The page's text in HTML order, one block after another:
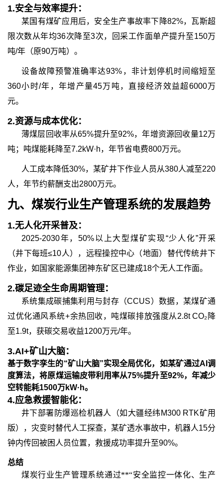
1.安全与效率提升：
某国有煤矿应用后，安全生产事故率下降82%，瓦斯超
限次数从年均36次降至3次，回采工作面单产提升至150万
吨/年（原90万吨）。
设备故障预警准确率达93%，非计划停机时间缩短至
360小时/年，年增产量45万吨，直接经济效益超6000万
元。
2.资源与成本优化：
薄煤层回收率从65%提升至92%，年增资源回收量12万
吨；吨煤能耗降至7.2kW·h，年节省电费800万元。
人工成本降低30%，某矿井下作业人员从380人减至220
人，年节约薪酬支出2800万元。
九、 煤炭行业生产管理系统的发展趋势
1.无人化开采普及：
2025-2030年，50%以上大型煤矿实现“少人化”开采
（井下每班≤10人），远程操控中心（地面）替代传统井下
作业，如国家能源集团神东矿区已建成18个无人工作面。
2.碳足迹全生命周期管理：
系统集成碳捕集利用与封存（CCUS）数据，某煤矿通
过优化通风系统+余热回收，吨煤碳排放强度从2.8t CO₂降
至1.9t，获碳交易收益1200万元/年。
3.AI+矿山大脑：
基于数字孪生的“矿山大脑”实现全局优化，如某矿通过AI调
度算法，将原煤运输皮带利用率从75%提升至92%，年减少
空转能耗1500万kW·h。
4.应急救援智能化：
井下部署防爆巡检机器人（如大疆经纬M300 RTK矿用
版），灾变时替代人工探查，某矿透水事故中，机器人15分
钟内传回被困人员位置，救援成功率提升至90%。
总结
煤炭行业生产管理系统通过**“安全监控一体化、生产